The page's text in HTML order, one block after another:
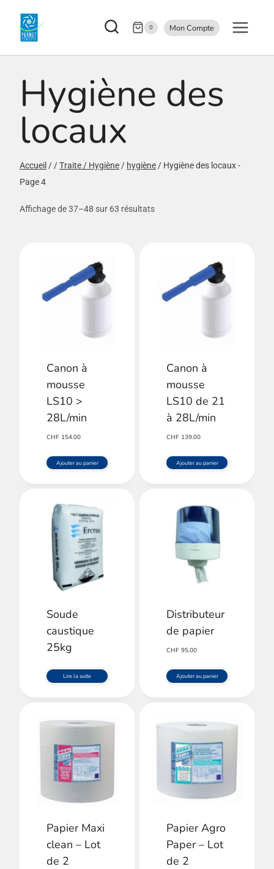
0 Mon Compte
Hygiène des
locaux
Accueil / /Traite / Hygiène / hygiène / Hygiène des locaux-
Page 4
Affichage de 37–48 sur 63 résultats
Canon à
mousse
LS10 >
28L/min
CHF 154.00
Ajouter au panier
Canon à
mousse
LS10 de 21
à 28L/min
CHF 139.00
Ajouter au panier
Soude
caustique
25kg
Lire la suite
Distributeur
de papier
CHF 95.00
Ajouter au panier
Papier Maxi
clean – Lot
de 2
Papier Agro
Paper – Lot
de 2